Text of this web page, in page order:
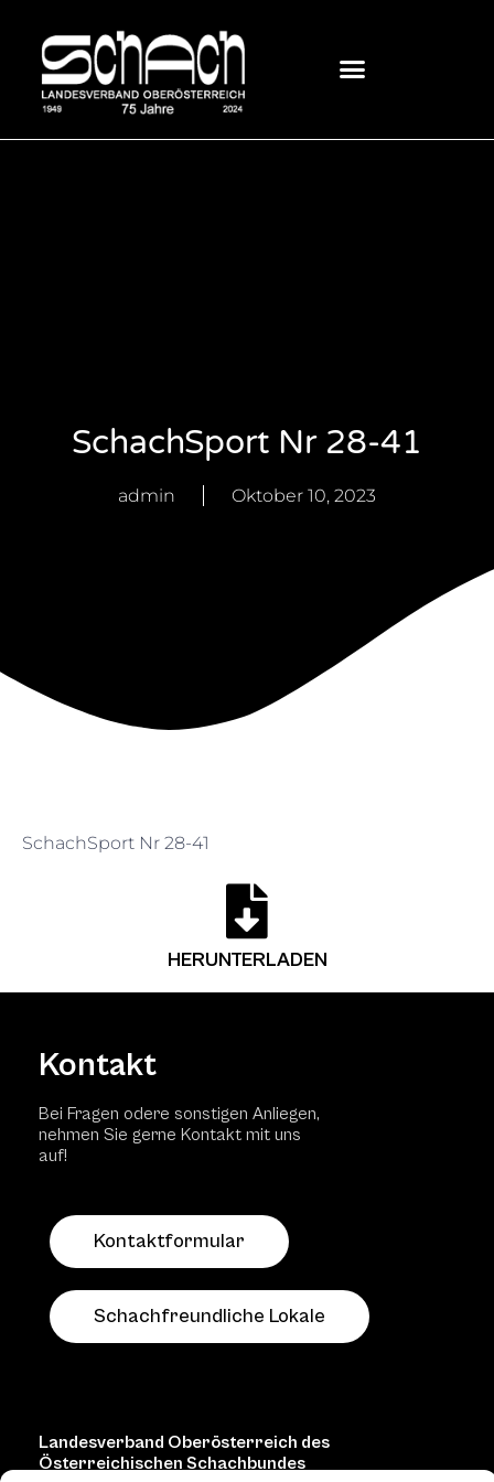
SchachSport Nr 28-41
admin Oktober 10, 2023
SchachSport Nr 28-41
HERUNTERLADEN
Kontakt
Bei Fragen odere sonstigen Anliegen,
nehmen Sie gerne Kontakt mit uns
auf!
Kontaktformular
Schachfreundliche Lokale
Landesverband Oberösterreich des
Österreichischen Schachbundes